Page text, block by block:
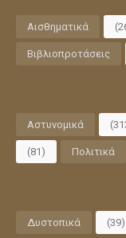
Αισθηματικά
Βιβλιοπροτάσεις
Αστυνομικά
(81) Πολιτικά
Δυστοπικά (39)